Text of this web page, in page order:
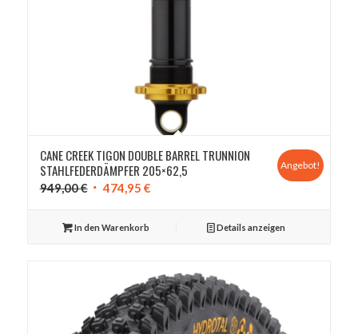
CANE CREEK TIGON DOUBLE BARREL TRUNNION
STAHLFEDERDÄMPFER 205×62,5
949,00€ Ursprünglicher
war:
474,95 €Aktueller
Angebot!
In den Warenkorb Details anzeigen